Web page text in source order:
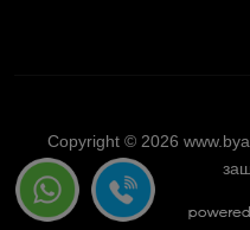
Copyright © 2026